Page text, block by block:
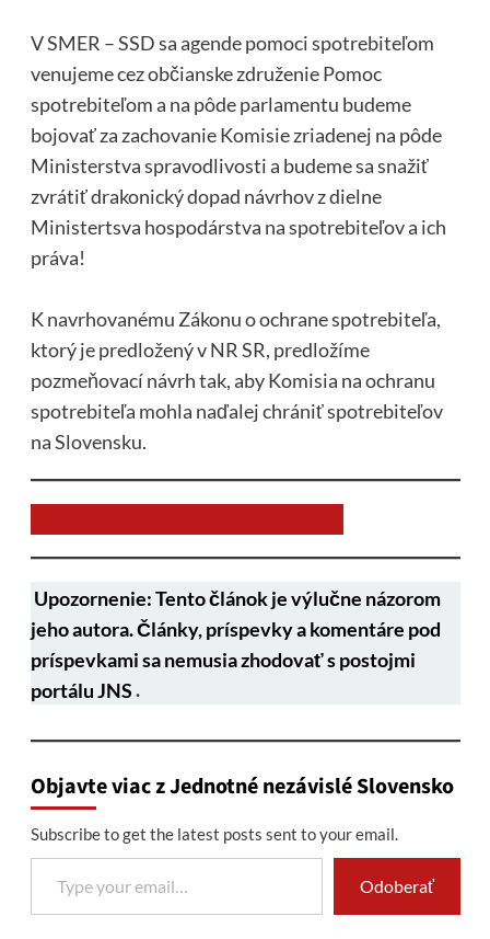
V SMER – SSD sa agende pomoci spotrebiteľom
venujeme cez občianske združenie Pomoc
spotrebiteľom a na pôde parlamentu budeme
bojovať za zachovanie Komisie zriadenej na pôde
Ministerstva spravodlivosti a budeme sa snažiť
zvrátiť drakonický dopad návrhov z dielne
Ministertsva hospodárstva na spotrebiteľov a ich
práva!
K navrhovanému Zákonu o ochrane spotrebiteľa,
ktorý je predložený v NR SR, predložíme
pozmeňovací návrh tak, aby Komisia na ochranu
spotrebiteľa mohla naďalej chrániť spotrebiteľov
na Slovensku.
Upozornenie: Tento článok je výlučne názorom
jeho autora. Články, príspevky a komentáre pod
príspevkami sa nemusia zhodovať s postojmi
portálu JNS.
Objavte viac z Jednotné nezávislé Slovensko
Subscribe to get the latest posts sent to your email.
Type your email…
Odoberať